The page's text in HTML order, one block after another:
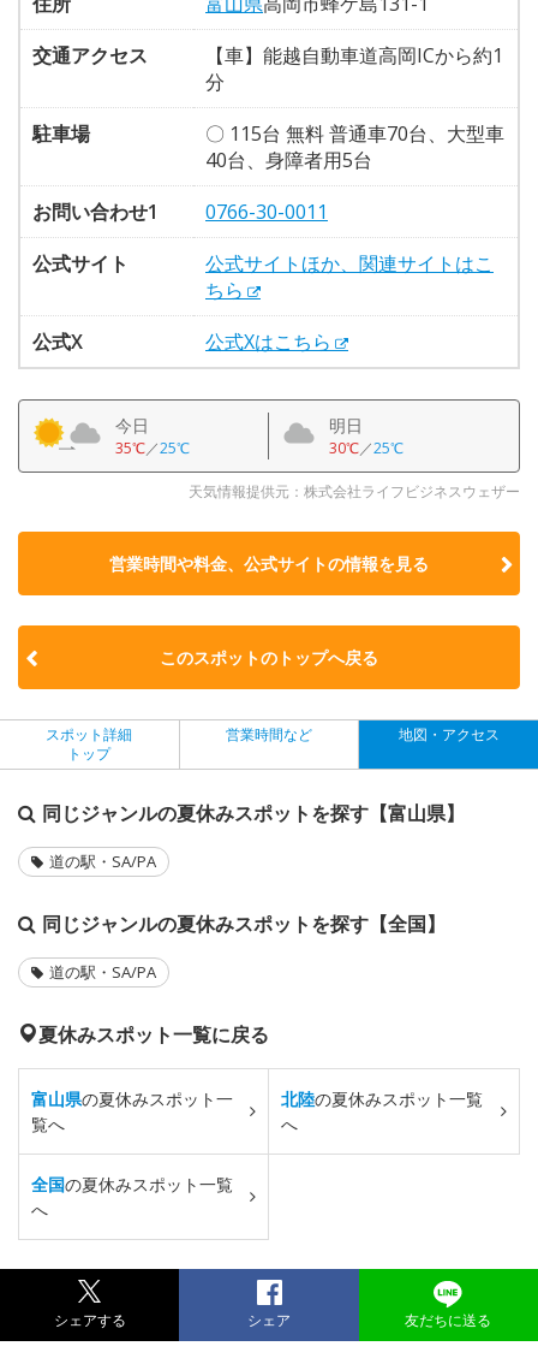
交通アクセス
【車】能越自動車道高岡ICから約1
分
駐車場
〇 115台 無料 普通車70台、大型車
40台、身障者用5台
お問い合わせ1
0766-30-0011
公式サイト
公式サイトほか、関連サイトはこ
ちら
公式X
公式Xはこちら
今日
35℃／25℃
明日
30℃／25℃
天気情報提供元：株式会社ライフビジネスウェザー
営業時間や料金、公式サイトの情報を見る
このスポットのトップへ戻る
スポット詳細
トップ
営業時間など 地図・アクセス
同じジャンルの夏休みスポットを探す【富山県】
道の駅・SA/PA
同じジャンルの夏休みスポットを探す【全国】
道の駅・SA/PA
夏休みスポット一覧に戻る
富山県の夏休みスポット一
覧へ
北陸の夏休みスポット一覧
へ
全国の夏休みスポット一覧
へ
シェアする シェア 友だちに送る